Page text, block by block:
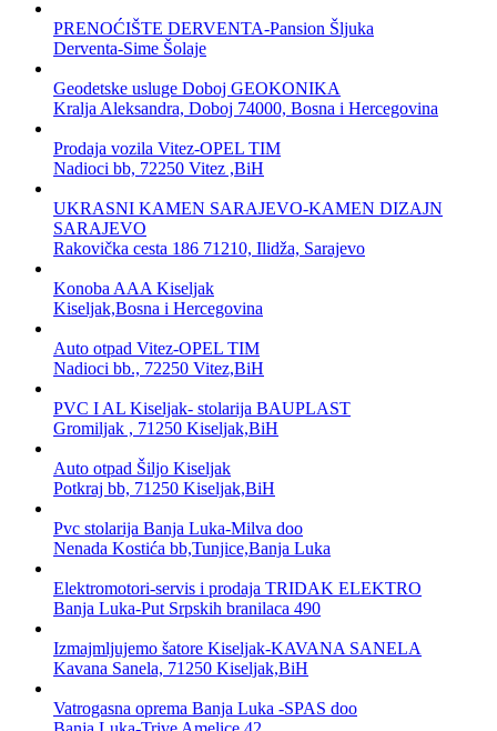
PRENOĆIŠTE DERVENTA-Pansion Šljuka
Derventa-Sime Šolaje
Geodetske usluge Doboj GEOKONIKA
Kralja Aleksandra, Doboj 74000, Bosna i Hercegovina
Prodaja vozila Vitez-OPEL TIM
Nadioci bb, 72250 Vitez ,BiH
UKRASNI KAMEN SARAJEVO-KAMEN DIZAJN
SARAJEVO
Rakovička cesta 186 71210, Ilidža, Sarajevo
Konoba AAA Kiseljak
Kiseljak,Bosna i Hercegovina
Auto otpad Vitez-OPEL TIM
Nadioci bb., 72250 Vitez,BiH
PVC I AL Kiseljak- stolarija BAUPLAST
Gromiljak , 71250 Kiseljak,BiH
Auto otpad Šiljo Kiseljak
Potkraj bb, 71250 Kiseljak,BiH
Pvc stolarija Banja Luka-Milva doo
Nenada Kostića bb,Tunjice,Banja Luka
Elektromotori-servis i prodaja TRIDAK ELEKTRO
Banja Luka-Put Srpskih branilaca 490
Izmajmljujemo šatore Kiseljak-KAVANA SANELA
Kavana Sanela, 71250 Kiseljak,BiH
Vatrogasna oprema Banja Luka -SPAS doo